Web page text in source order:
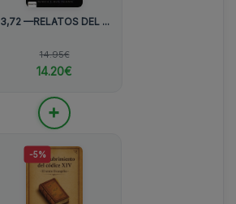
3,72 —RELATOS DEL ...
14.95€
14.20€
+
-5%